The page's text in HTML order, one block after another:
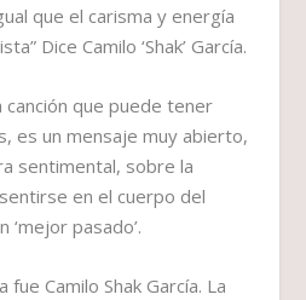
que el carisma y energía
Dice Camilo ‘Shak’ García.
canción que puede tener
es un mensaje muy abierto,
sentimental, sobre la
en el cuerpo del
pasado’.
Camilo Shak García. La